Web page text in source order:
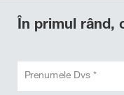
În primul rând,
Prenumele Dvs *